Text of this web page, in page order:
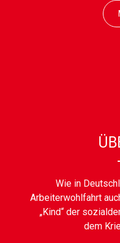
Wie in
Arbeiterwohlfahrt
„Kind“ der
dem